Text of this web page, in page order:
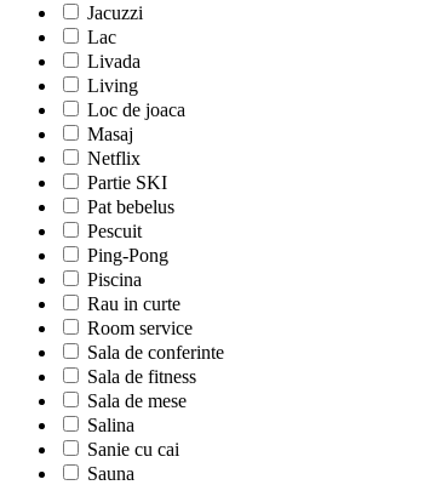
Jacuzzi
Lac
Livada
Living
Loc de joaca
Masaj
Netflix
Partie SKI
Pat bebelus
Pescuit
Ping-Pong
Piscina
Rau in curte
Room service
Sala de conferinte
Sala de fitness
Sala de mese
Salina
Sanie cu cai
Sauna